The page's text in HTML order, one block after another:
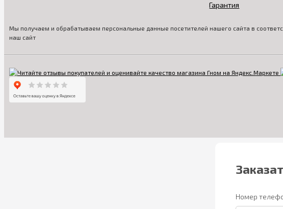
Гарантия
Мы получаем и обрабатываем персональные данные посетителей нашего сайта в
наш сайт
Номер